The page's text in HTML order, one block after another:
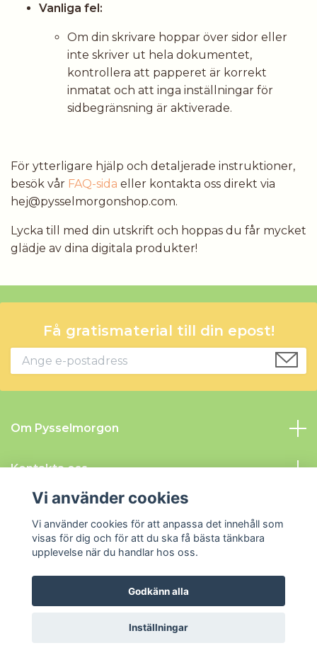
Vanliga fel:
Om din skrivare hoppar över sidor eller
inte skriver ut hela dokumentet,
kontrollera att papperet är korrekt
inmatat och att inga inställningar för
sidbegränsning är aktiverade.
För ytterligare hjälp och detaljerade instruktioner,
besök vår FAQ-sida eller kontakta oss direkt via
hej@pysselmorgonshop.com.
Lycka till med din utskrift och hoppas du får mycket
glädje av dina digitala produkter!
Få gratismaterial till din epost!
Om Pysselmorgon
Kontakta oss
Sociala medier
© 2026 Pysselmorgon
Vi använder cookies
Vi använder cookies för att anpassa det innehåll som
visas för dig och för att du ska få bästa tänkbara
upplevelse när du handlar hos oss.
Godkänn alla
Inställningar